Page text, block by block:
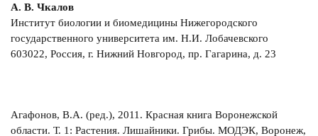
А. В. Чкалов
Институт биологии и биомедицины Нижегородского
государственного университета им. Н.И. Лобачевского
603022, Россия, г. Нижний Новгород, пр. Гагарина, д. 23
Агафонов, В.A. (ред.), 2011. Красная книга Воронежской
области. Т. 1: Растения. Лишайники. Грибы. МОДЭК, Воронеж,